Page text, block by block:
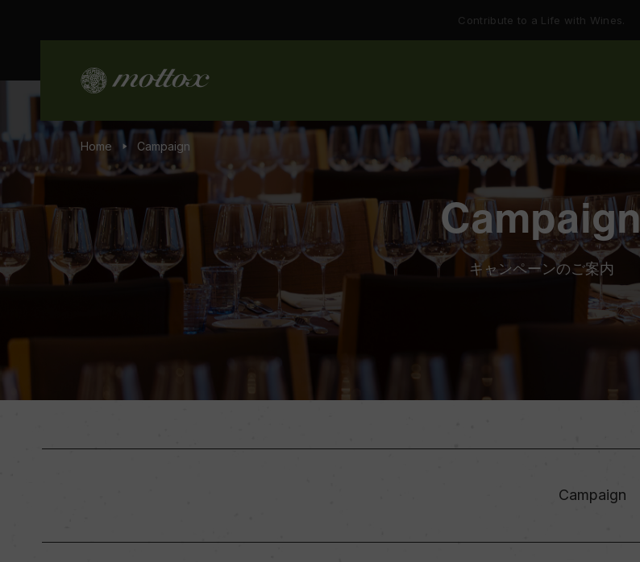
Contribute to a Life with Wines.
Campaign
キャンペーンのご案内
Home Campaign
Campaign